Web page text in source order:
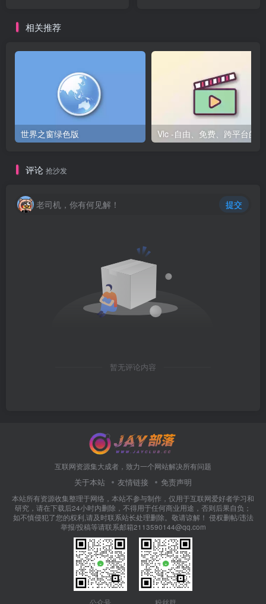
相关推荐
世界之窗绿色版
评论 抢沙发
老司机，你有何见解！ 提交
暂无评论内容
互联网资源集大成者，致力一个网站解决所有问题
关于本站 友情链接 免责声明
本站所有资源收集整理于网络，本站不参与制作，仅用于互联网爱好者学习和
研究，请在下载后24小时内删除，不得用于任何商业用途，否则后果自负；
如不慎侵犯了您的权利,请及时联系站长处理删除。敬请谅解！ 侵权删帖/违法
举报/投稿等请联系邮箱2113590144@qq.com